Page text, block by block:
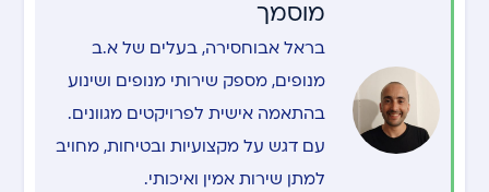
מוסמך
בראל אבוחסירה, בעלים של א.ב
מנופים, מספק שירותי מנופים ושינוע
בהתאמה אישית לפרויקטים מגוונים.
עם דגש על מקצועיות ובטיחות, מחויב
למתן שירות אמין ואיכותי.